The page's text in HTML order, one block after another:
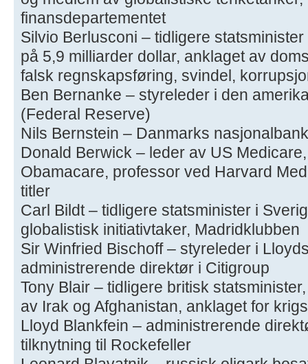
finansdepartementet
Silvio Berlusconi – tidligere
på 5,9 milliarder dollar, anklaget av
falsk regnskapsføring, svindel,
Ben Bernanke – styreleder i den
(Federal Reserve)
Nils Bernstein – Danmarks nasjonalbank
Donald Berwick – leder av US
Obamacare, professor ved Harvard
titler
Carl Bildt – tidligere statsminister i
globalistisk initiativtaker, Madridklubben
Sir Winfried Bischoff – styreleder i
administrerende direktør i Citigroup
Tony Blair – tidligere britisk
av Irak og Afghanistan, anklaget for
Lloyd Blankfein – administrerende
tilknytning til Rockefeller